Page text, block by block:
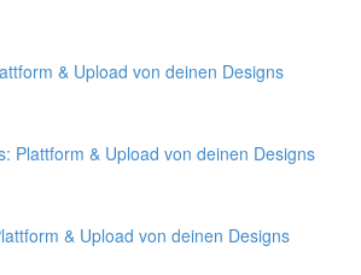
& Upload von deinen Designs
Plattform & Upload von deinen Designs
& Upload von deinen Designs